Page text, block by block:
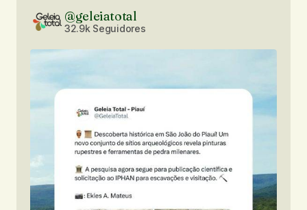
@geleiatotal
32.9k Seguidores